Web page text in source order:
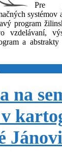
Pre
systémov
program
vzdelávaní,
a
na